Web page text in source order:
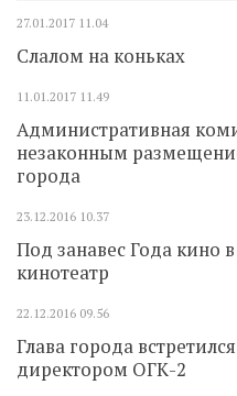
27.01.2017 11.04
Слалом на коньках
11.01.2017 11.49
Административная
незаконным
города
23.12.2016 10.37
Под занавес Года кино
кинотеатр
22.12.2016 09.56
Глава города
директором ОГК-2